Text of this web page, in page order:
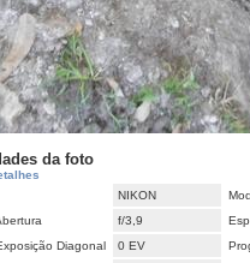
da foto
NIKON
f/3,9
Diagonal
0 EV